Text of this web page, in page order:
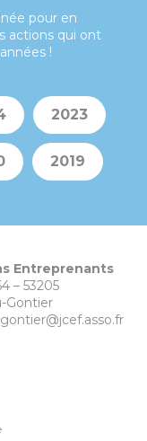
pour en
actions qui ont
!
2023
2019
Entreprenants
– 53205
Gontier